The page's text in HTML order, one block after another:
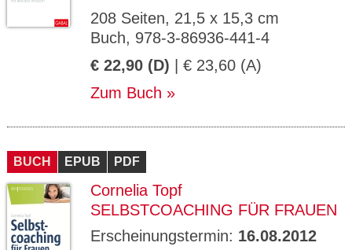
208 Seiten, 21,5 x 15,3 cm
Buch, 978-3-86936-441-4
€ 22,90 (D) | € 23,60 (A)
Zum Buch
BUCH EPUB PDF
Cornelia Topf
SELBSTCOACHING FÜR FRAUEN
Erscheinungstermin: 16.08.2012